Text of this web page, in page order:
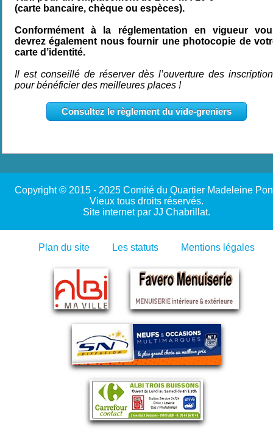
(carte bancaire, chèque ou espèces).
Conformément à la réglementation en vigueur
devrez également nous fournir une photocopie de
carte d’identité.
Il est conseillé de réserver dès l’ouverture des
pour bénéficier des meilleures places !
Consultez le règlement du vide-greniers
Copyright © 2015 - 2025 Comité du Quartier Madeleine
Vieux tous droits réservés.
Site internet par JJ Chabrillat.
Plan du site- Les statuts- Mentions légales